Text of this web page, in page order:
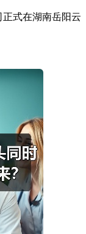
式在湖南岳阳云